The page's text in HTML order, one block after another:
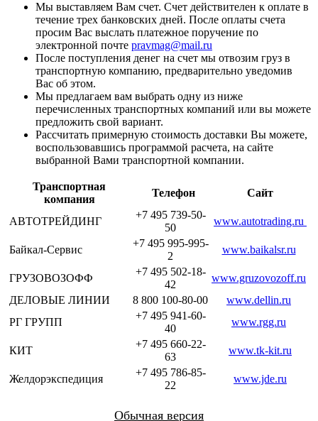
Мы выставляем Вам счет. Счет действителен к оплате в
течение трех банковских дней. После оплаты счета
просим Вас выслать платежное поручение по
электронной почте pravmag@mail.ru
После поступления денег на счет мы отвозим груз в
транспортную компанию, предварительно уведомив
Вас об этом.
Мы предлагаем вам выбрать одну из ниже
перечисленных транспортных компаний или вы можете
предложить свой вариант.
Рассчитать примерную стоимость доставки Вы можете,
воспользовавшись программой расчета, на сайте
выбранной Вами транспортной компании.
Транспортная
компания
Телефон Сайт
АВТОТРЕЙДИНГ
+7 495 739-50-
50
www.autotrading.ru
Байкал-Сервис
+7 495 995-995-
2
www.baikalsr.ru
ГРУЗОВОЗОФФ
+7 495 502-18-
42
www.gruzovozoff.ru
ДЕЛОВЫЕ ЛИНИИ
8 800 100-80-00
www.dellin.ru
РГ ГРУПП
+7 495 941-60-
40
www.rgg.ru
КИТ
+7 495 660-22-
63
www.tk-kit.ru
Желдорэкспедиция
+7 495 786-85-
22
www.jde.ru
Обычная версия